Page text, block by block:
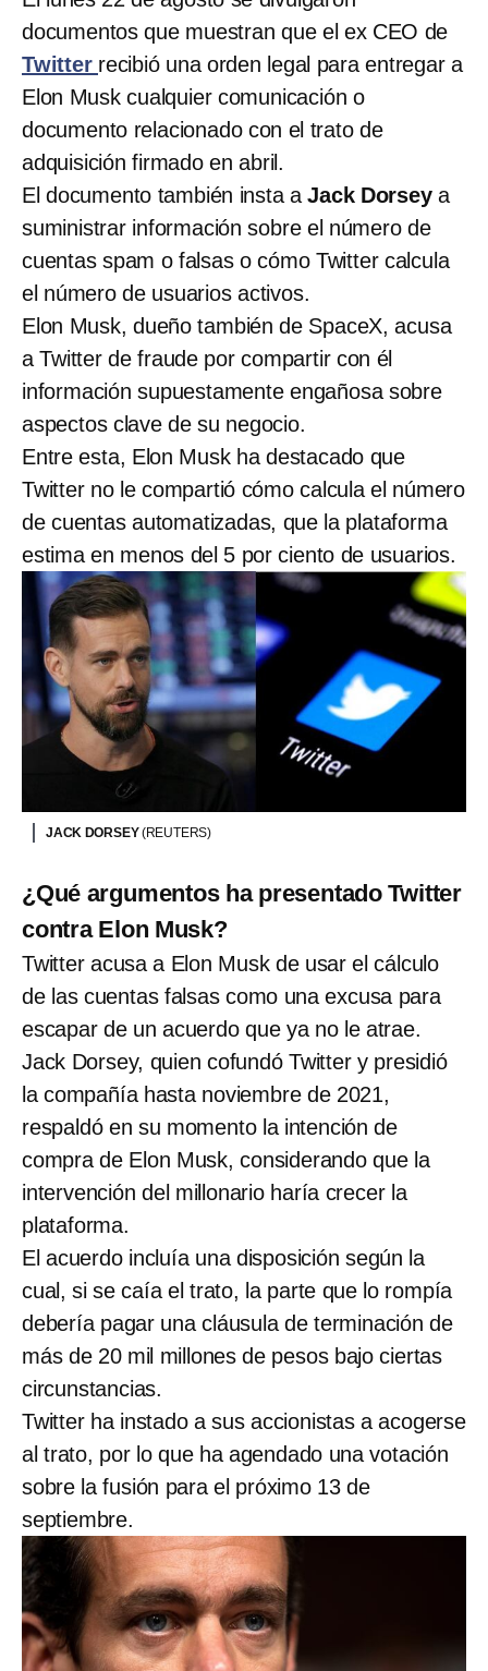
documentos que muestran que el ex CEO de
Twitter recibió una orden legal para entregar a
Elon Musk cualquier comunicación o
documento relacionado con el trato de
adquisición firmado en abril.
El documento también insta aJack Dorseya
suministrar información sobre el número de
cuentas spam o falsas o cómo Twitter calcula
el número de usuarios activos.
Elon Musk, dueño también de SpaceX, acusa
a Twitter de fraude por compartir con él
información supuestamente engañosa sobre
aspectos clave de su negocio.
Entre esta, Elon Musk ha destacado que
Twitter no le compartió cómo calcula el número
de cuentas automatizadas, que la plataforma
estima en menos del 5 por ciento de usuarios.
JACK DORSEY(REUTERS)
¿Qué argumentos ha presentado Twitter
contra Elon Musk?
Twitter acusa a Elon Musk de usar el cálculo
de las cuentas falsas como una excusa para
escapar de un acuerdo que ya no le atrae.
Jack Dorsey, quien cofundó Twitter y presidió
la compañía hasta noviembre de 2021,
respaldó en su momento la intención de
compra de Elon Musk, considerando que la
intervención del millonario haría crecer la
plataforma.
El acuerdo incluía una disposición según la
cual, si se caía el trato, la parte que lo rompía
debería pagar una cláusula de terminación de
más de 20 mil millones de pesos bajo ciertas
circunstancias.
Twitter ha instado a sus accionistas a acogerse
al trato, por lo que ha agendado una votación
sobre la fusión para el próximo 13 de
septiembre.